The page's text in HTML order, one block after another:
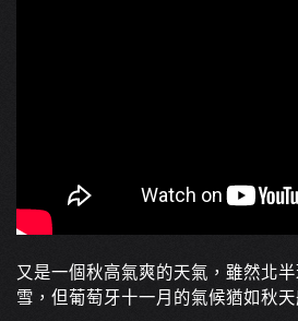
又是一個秋高氣爽的天氣，雖然北
雪，但葡萄牙十一月的氣候猶如秋天